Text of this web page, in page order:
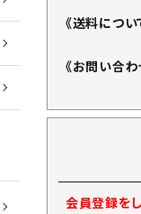
《送料につい
《お問い合わ
会員登録を